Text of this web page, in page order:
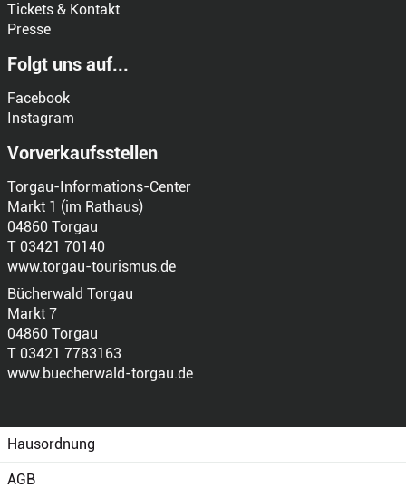
Tickets & Kontakt
Presse
Folgt uns auf...
Facebook
Instagram
Vorverkaufsstellen
Torgau-Informations-Center
Markt 1 (im Rathaus)
04860 Torgau
T 03421 70140
www.torgau-tourismus.de
Bücherwald Torgau
Markt 7
04860 Torgau
T 03421 7783163
www.buecherwald-torgau.de
Hausordnung
AGB